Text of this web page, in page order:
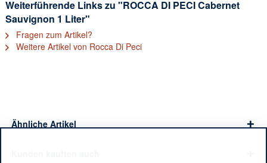
Weiterführende Links zu "ROCCA DI PECI Cabernet
Sauvignon 1 Liter"
Fragen zum Artikel?
Weitere Artikel von Rocca Di Peci
Ähnliche Artikel